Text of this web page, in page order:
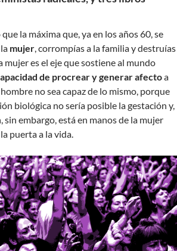
la máxima que, ya en los años 60, se
mujer, corrompías a la familia y destruías
mujer es el eje que sostiene al mundo
de procrear y generar afectoa
no sea capaz de lo mismo, porque
biológica no sería posible la gestación y,
embargo, está en manos de la mujer
puerta a la vida.